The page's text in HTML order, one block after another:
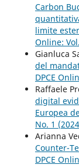
Carbon
limite
Online:
Gianluca
del
DPCE
Raffaele
digital
Europea
No. 1
Arianna
Counter-
DPCE